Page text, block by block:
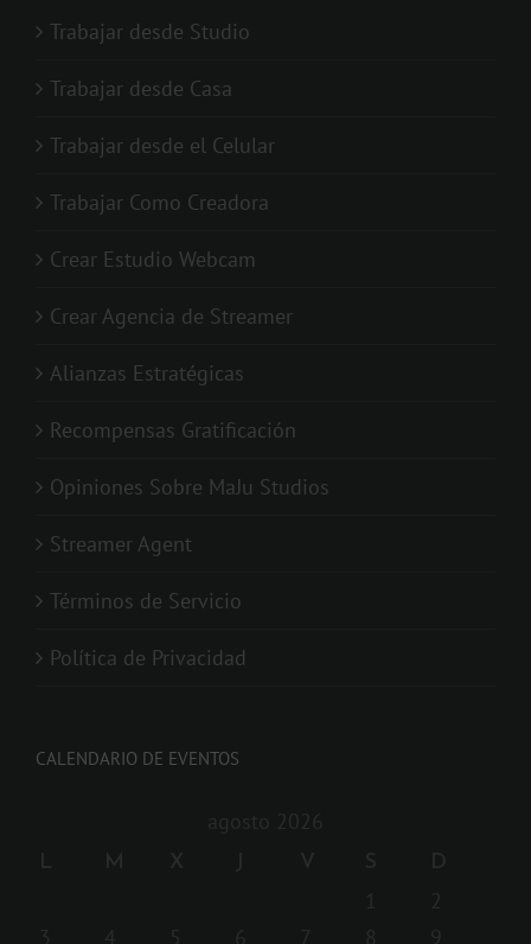
Trabajar desde Studio
Trabajar desde Casa
Trabajar desde el Celular
Trabajar Como Creadora
Crear Estudio Webcam
Crear Agencia de Streamer
Alianzas Estratégicas
Recompensas Gratificación
Opiniones Sobre MaJu Studios
Streamer Agent
Términos de Servicio
Política de Privacidad
CALENDARIO DE EVENTOS
agosto 2026
L M X J V S D
1
2
3
4 5 6 7 8 9